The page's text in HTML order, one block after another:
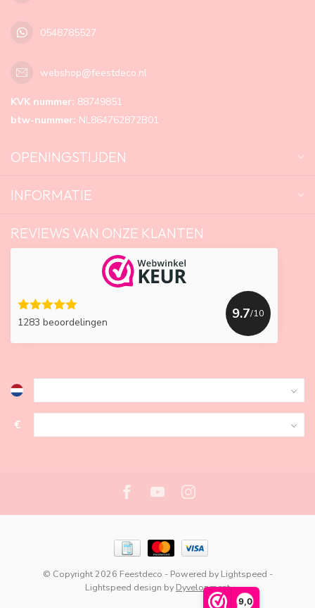
9,0
0548785527
webshop@feestdeco.nl
KVK nummer: 88749851
btw-nummer: NL864762872B01
OPENINGSTIJDEN
INFORMATIE
REVIEWS VAN ONZE KLANTEN
1283 beoordelingen
9.7/10
€
© Copyright 2026 Feestdeco - Powered by Lightspeed -
Lightspeed design by Dyvelopment